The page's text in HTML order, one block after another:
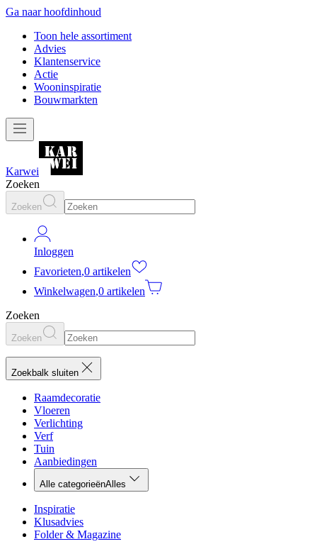
Ga naar hoofdinhoud
Toon hele assortiment
Advies
Klantenservice
Actie
Wooninspiratie
Bouwmarkten
Karwei
Zoeken
Zoeken
Inloggen
Favorieten,0 artikelen
Winkelwagen,0 artikelen
Zoeken
Zoeken
Zoekbalk sluiten
Raamdecoratie
Vloeren
Verlichting
Verf
Tuin
Aanbiedingen
Alle categorieënAlles
Inspiratie
Klusadvies
Folder & Magazine